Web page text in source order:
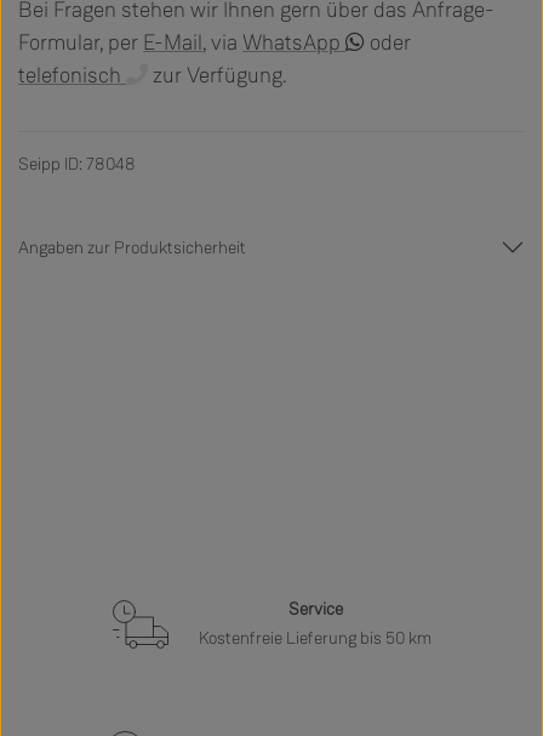
Bei Fragen stehen wir Ihnen gern über das Anfrage-
Formular, per E-Mail, via WhatsApp
oder
telefonisch
zur Verfügung.
Seipp ID: 78048
Angaben zur Produktsicherheit
Service
Kostenfreie Lieferung bis 50 km